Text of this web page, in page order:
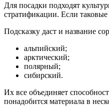
Для посадки подходят
стратификации. Если
Подсказку даст и название
альпийский;
арктический;
полярный;
сибирский.
Их все объединяет
понадобится материала в